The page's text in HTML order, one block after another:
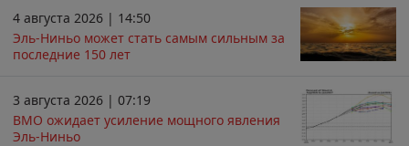
4 августа 2026 | 14:50
Эль-Ниньо может стать самым сильным за
последние 150 лет
3 августа 2026 | 07:19
ВМО ожидает усиление мощного явления
Эль-Ниньо